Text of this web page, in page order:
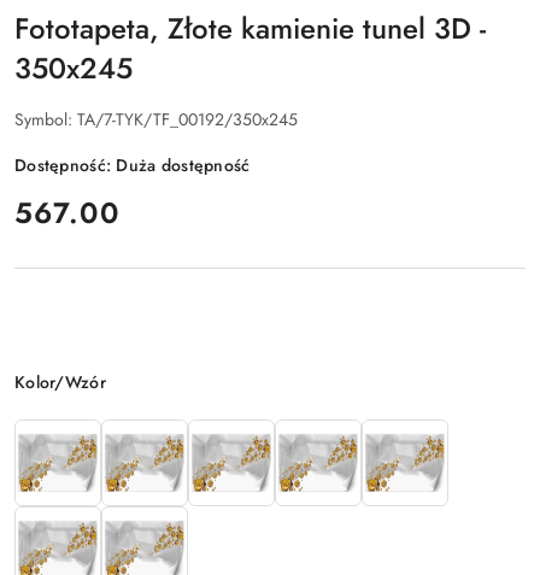
Fototapeta, Złote kamienie tunel 3D -
350x245
Symbol: TA/7-TYK/TF_00192/350x245
Dostępność: Duża dostępność
cena:
567.00
Wariant
Kolor/Wzór